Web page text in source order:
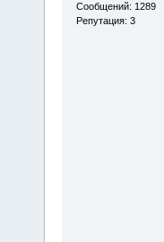
Сообщений: 1289
Репутация: 3